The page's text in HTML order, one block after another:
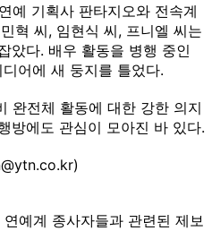
예 기획사 판타지오와 전속계
혁 씨, 임현식 씨, 프니엘 씨는
았다. 배우 활동을 병행 중인
어에 새 둥지를 틀었다.
완전체 활동에 대한 강한 의지
방에도 관심이 모아진 바 있다.
예계 종사자들과 관련된 제보